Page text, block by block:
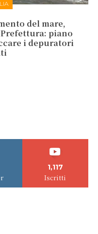
del mare,
piano
i depuratori
1,117
Iscritti